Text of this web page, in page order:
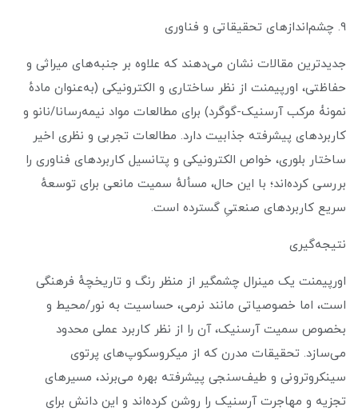
۹. چشم‌اندازهای تحقیقاتی و فناوری
جدیدترین مقالات نشان می‌دهند که علاوه بر جنبه‌های میراثی و
حفاظتی، اورپیمنت از نظر ساختاری و الکترونیکی (به‌عنوان مادهٔ
نمونۀ مرکب آرسنیک-گوگرد) برای مطالعات مواد نیمه‌رسانا/نانو و
کاربردهای پیشرفته جذابیت دارد. مطالعات تجربی و نظری اخیر
ساختار بلوری، خواص الکترونیکی و پتانسیل کاربردهای فناوری را
بررسی کرده‌اند؛ با این حال، مسألهٔ سمیت مانعی برای توسعهٔ
سریع کاربردهای صنعتیِ گسترده است.
نتیجه‌گیری
اورپیمنت یک مینرال چشمگیر از منظر رنگ و تاریخچهٔ فرهنگی
است، اما خصوصیاتی مانند نرمی، حساسیت به نور/محیط و
بخصوص سمیت آرسنیک، آن را از نظر کاربرد عملی محدود
می‌سازد. تحقیقات مدرن که از میکروسکوپ‌های پرتوی
سینکروترونی و طیف‌سنجی پیشرفته بهره می‌برند، مسیرهای
تجزیه و مهاجرت آرسنیک را روشن کرده‌اند و این دانش برای